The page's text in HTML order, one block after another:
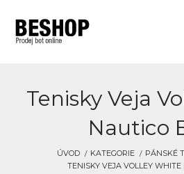
Tenisky Veja
Nautico
ÚVOD KATEGORIE
PÁNSKÉ
TENISKY VEJA VOLLEY